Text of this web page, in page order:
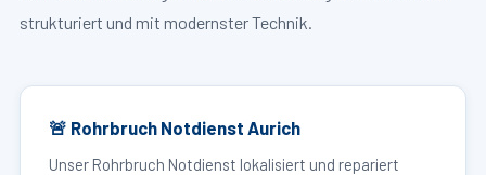
strukturiert und mit modernster Technik.
🚨 Rohrbruch Notdienst Aurich
Unser Rohrbruch Notdienst lokalisiert und repariert